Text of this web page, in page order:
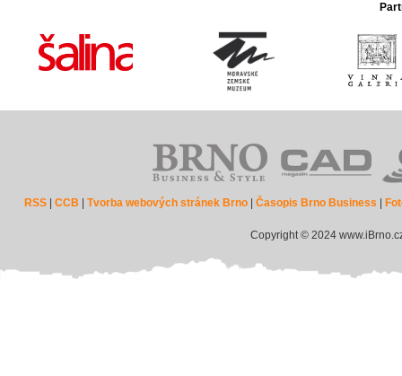
RSS |CCB |Tvorba webových stránek Brno |Časopis Brno Business
Copyright © 2024